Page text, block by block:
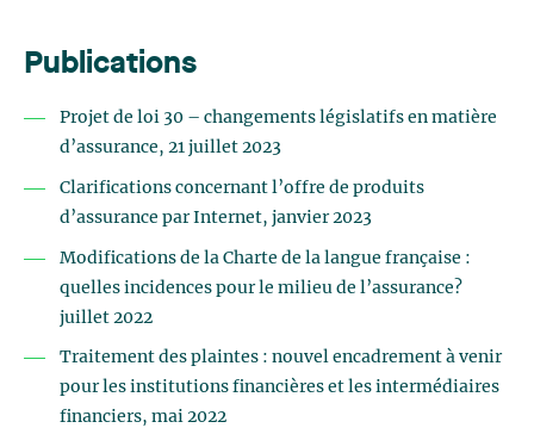
Publications
Projet de loi 30 – changements législatifs en matière
d’assurance, 21 juillet 2023
Clarifications concernant l’offre de produits
d’assurance par Internet, janvier 2023
Modifications de la Charte de la langue française :
quelles incidences pour le milieu de l’assurance?
juillet 2022
Traitement des plaintes : nouvel encadrement à venir
pour les institutions financières et les intermédiaires
financiers, mai 2022